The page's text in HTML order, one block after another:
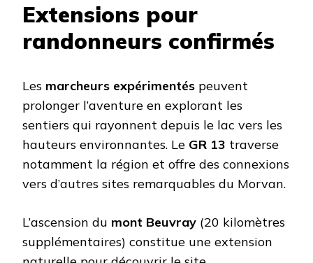
Extensions pour
randonneurs confirmés
Les marcheurs expérimentés peuvent
prolonger l’aventure en explorant les
sentiers qui rayonnent depuis le lac vers les
hauteurs environnantes. Le GR 13 traverse
notamment la région et offre des connexions
vers d’autres sites remarquables du Morvan.
L’ascension du mont Beuvray (20 kilomètres
supplémentaires) constitue une extension